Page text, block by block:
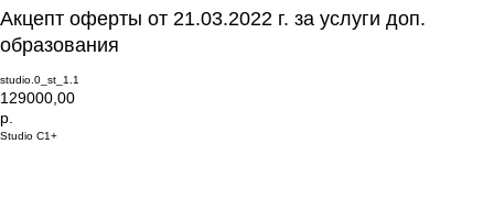
Акцепт оферты от 21.03.2022 г. за услуги доп.
образования
studio.0_st_1.1
129000,00
р.
Studio C1+